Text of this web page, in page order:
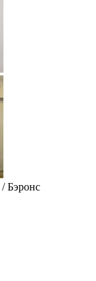
/ Бэронс